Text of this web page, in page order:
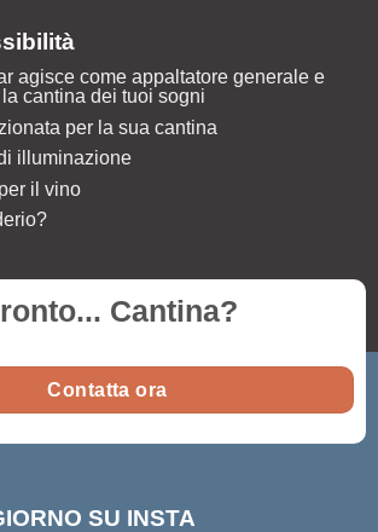
agisce come appaltatore generale e
cantina dei tuoi sogni
per la sua cantina
illuminazione
il vino
Cantina?
Contatta ora
SU INSTA